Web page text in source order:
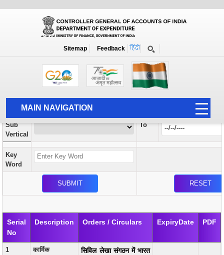
Sitemap Feedback
MAIN NAVIGATION
HOME
ABOUT US
ACCOUNTS
AUDIT
Orders / Circulars
Search Prior to Date: 13-08-2022
Vertical
Sub
Vertical
To
Key
Word
Serial
No
Description Orders / Circulars ExpiryDate PDF
1 कार्मिक
सिविल लेखा संगठन में भारत